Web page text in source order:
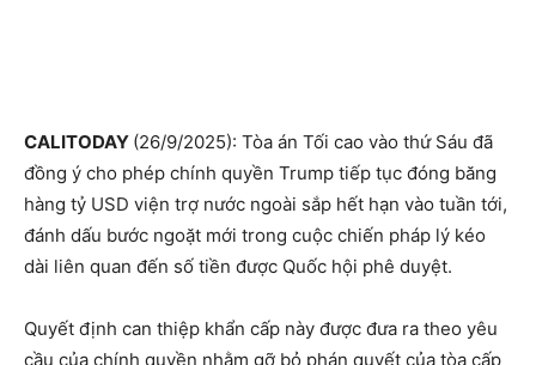
CALITODAY (26/9/2025): Tòa án Tối cao vào thứ Sáu đã
đồng ý cho phép chính quyền Trump tiếp tục đóng băng
hàng tỷ USD viện trợ nước ngoài sắp hết hạn vào tuần tới,
đánh dấu bước ngoặt mới trong cuộc chiến pháp lý kéo
dài liên quan đến số tiền được Quốc hội phê duyệt.
Quyết định can thiệp khẩn cấp này được đưa ra theo yêu
cầu của chính quyền nhằm gỡ bỏ phán quyết của tòa cấp